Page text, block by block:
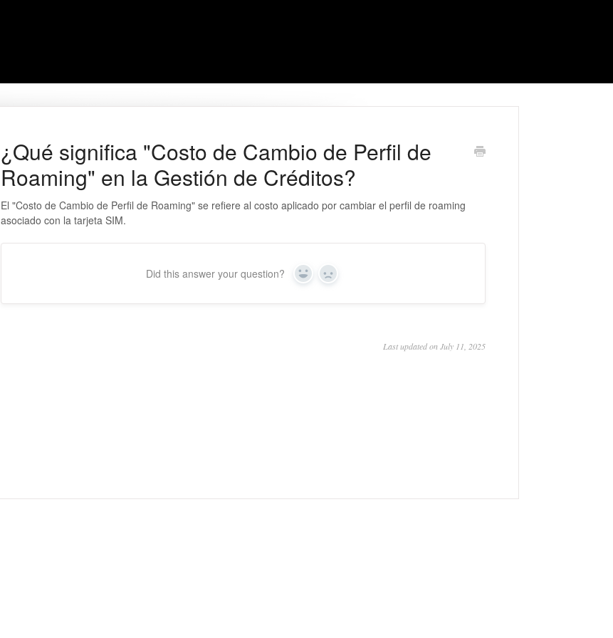
¿Qué significa "Costo de Cambio de Perfil de
Roaming" en la Gestión de Créditos?
El "Costo de Cambio de Perfil de Roaming" se refiere al costo aplicado por cambiar el perfil de roaming
asociado con la tarjeta SIM.
Did this answer your question? Yes No
Last updated on July 11, 2025